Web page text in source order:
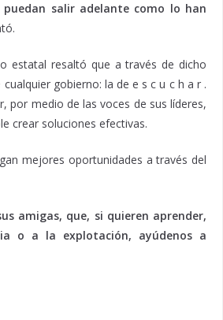
salir adelante como lo han
estatal resaltó que a través de dicho
gobierno: la de e s c u c h a r .
por medio de las voces de sus líderes,
crear soluciones efectivas.
mejores oportunidades a través del
amigas, que, si quieren aprender,
o a la explotación, ayúdenos a